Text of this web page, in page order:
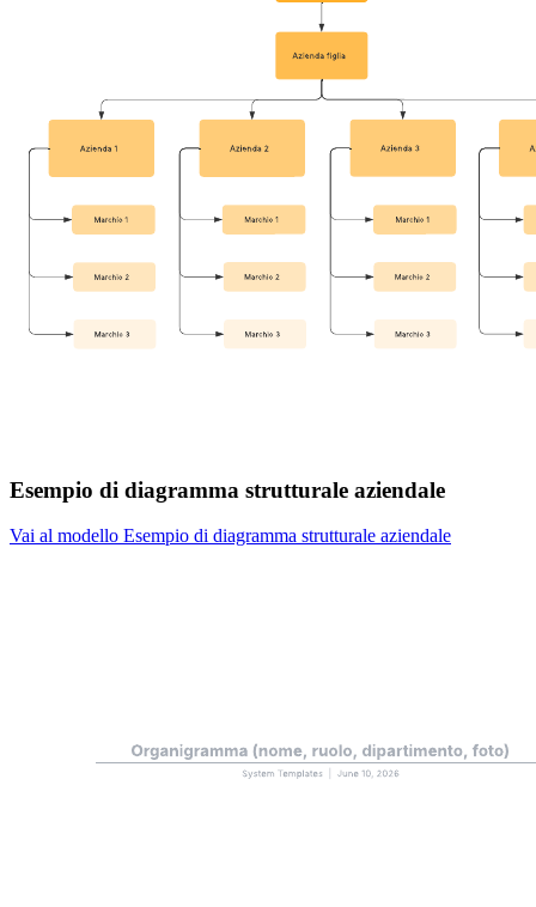
Esempio di diagramma strutturale aziendale
Vai al modello Esempio di diagramma strutturale aziendale